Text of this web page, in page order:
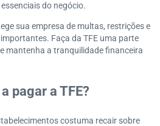
do negócio.
sua empresa de multas, restrições e
Faça da TFE uma parte
mantenha a tranquilidade financeira
pagar a TFE?
costuma recair sobre